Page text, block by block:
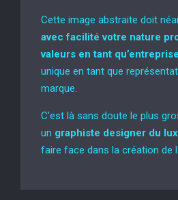
Cette image abstraite doit
avec facilité votre nature
valeurs en tant qu’entreprise
unique en tant que
marque.
C’est là sans doute le plus
un graphiste designer du
faire face dans la création de